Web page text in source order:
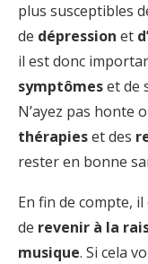
plus susceptibles
de dépression et
il est donc
symptômeset de
N’ayez pas honte
thérapieset des
rester en bonne
En fin de compte,
de revenir à la
musique. Si cela